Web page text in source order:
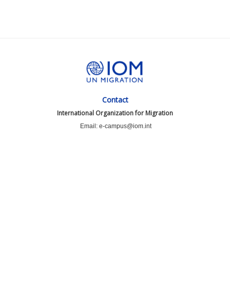
Contact
International Organization for Migration
Email: e-campus@iom.int